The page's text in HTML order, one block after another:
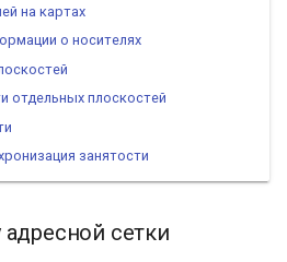
на картах
о носителях
отдельных плоскостей
занятости
сетки